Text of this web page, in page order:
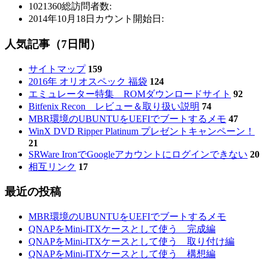
1021360総訪問者数:
2014年10月18日 カウント開始日:
人気記事（7日間）
サイトマップ 159
2016年 オリオスペック 福袋 124
エミュレーター特集 ROMダウンロードサイト 92
Bitfenix Recon レビュー＆取り扱い説明 74
MBR環境のUBUNTUをUEFIでブートするメモ 47
WinX DVD Ripper Platinum プレゼントキャンペーン！
21
SRWare IronでGoogleアカウントにログインできない 20
相互リンク 17
最近の投稿
MBR環境のUBUNTUをUEFIでブートするメモ
QNAPをMini-ITXケースとして使う 完成編
QNAPをMini-ITXケースとして使う 取り付け編
QNAPをMini-ITXケースとして使う 構想編